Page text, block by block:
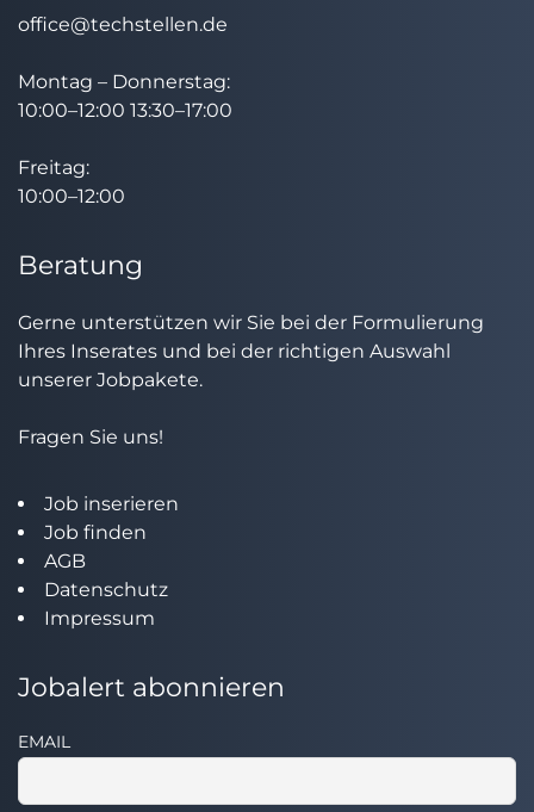
office@techstellen.de
Montag – Donnerstag:
10:00–12:00 13:30–17:00
Freitag:
10:00–12:00
Beratung
Gerne unterstützen wir Sie bei der Formulierung
Ihres Inserates und bei der richtigen Auswahl
unserer Jobpakete.
Fragen Sie uns!
Job inserieren
Job finden
AGB
Datenschutz
Impressum
Jobalert abonnieren
EMAIL